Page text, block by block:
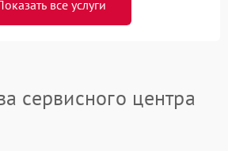
все услуги
сервисного центра